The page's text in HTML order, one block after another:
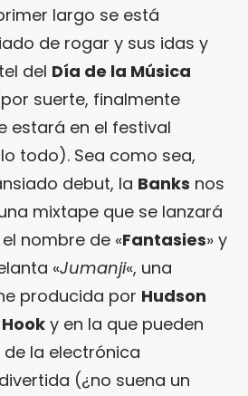
largo se está
de rogar y sus idas y
del Día de la Música
suerte, finalmente
estará en el festival
todo). Sea como sea,
debut, la Banks nos
mixtape que se lanzará
nombre de «Fantasies» y
«Jumanji«, una
producida por Hudson
y en la que pueden
la electrónica
(¿no suena un